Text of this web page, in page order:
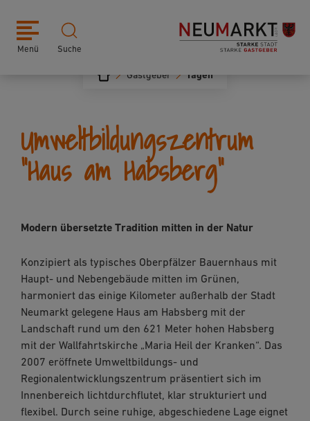
Menü Suche
Tagen
Gastgeber
Umweltbildungszentrum
"Haus am Habsberg"
Modern übersetzte Tradition mitten in der Natur
Konzipiert als typisches Oberpfälzer Bauernhaus mit
Haupt- und Nebengebäude mitten im Grünen,
harmoniert das einige Kilometer außerhalb der Stadt
Neumarkt gelegene Haus am Habsberg mit der
Landschaft rund um den 621 Meter hohen Habsberg
mit der Wallfahrtskirche „Maria Heil der Kranken“. Das
2007 eröffnete Umweltbildungs- und
Regionalentwicklungszentrum präsentiert sich im
Innenbereich lichtdurchflutet, klar strukturiert und
flexibel. Durch seine ruhige, abgeschiedene Lage eignet